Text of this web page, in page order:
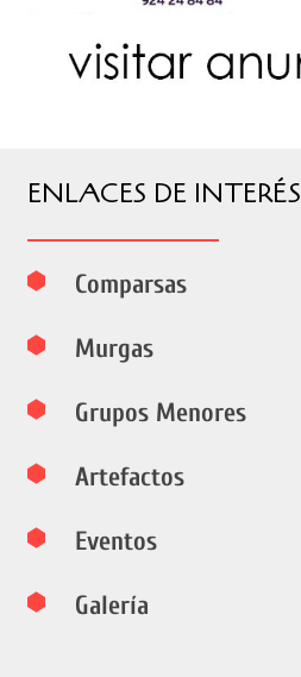
ENLACES DE INTERÉS
Comparsas
Murgas
Grupos Menores
Artefactos
Eventos
Galería